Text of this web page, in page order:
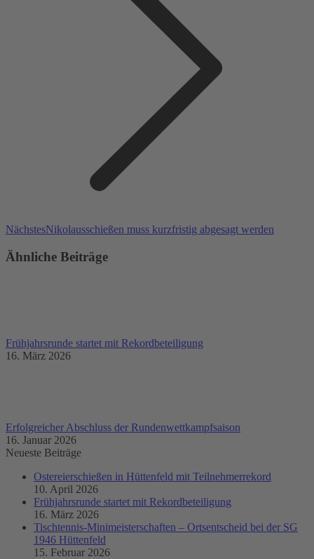
NächstesNächster
Nikolausschießen muss kurzfristig abgesagt werden
Ähnliche Beiträge
Frühjahrsrunde startet mit Rekordbeteiligung
16. März 2026
Erfolgreicher Abschluss der Rundenwettkampfsaison
16. Januar 2026
Neueste Beiträge
Ostereierschießen in Hüttenfeld mit Teilnehmerrekord
10. April 2026
Frühjahrsrunde startet mit Rekordbeteiligung
16. März 2026
Tischtennis-Minimeisterschaften – Ortsentscheid bei der SG
1946 Hüttenfeld
15. Februar 2026